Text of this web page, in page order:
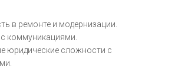
в ремонте и модернизации.
коммуникациями.
юридические сложности с